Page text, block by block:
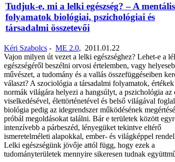
Tudjuk-e, mi a lelki egészség? – A mentális
folyamatok biológiai, pszichológiai és
társadalmi összetevői
Kéri Szabolcs - ME 2.0, 2011.01.22
Vajon milyen út vezet a lelki egészséghez? Lehet-e a
egészségéről beszélni orvosi értelemben, vagy
művészet, a tudomány és a vallás összefüggéseiben
választ? A szociológia a társadalmi folyamatok, értékek
normák világára helyezi a hangsúlyt, a pszichológia az
viselkedésével, élettörténetével és belső világával
biológia pedig az idegrendszer működésének
próbál megoldásokat találni. Bár e területek között
intenzívebb a párbeszéd, lényegüket tekintve eltérő
ismeretelméleti alapokkal, ember- és világképpel
Lelki egészségünk jövője attól függ, hogy ezek a
tudományterületek mennyire sikeresen tudnak